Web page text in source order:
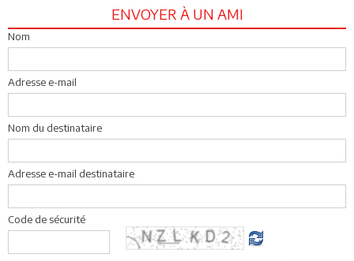
ENVOYER À UN AMI
Nom
Adresse e-mail
Nom du destinataire
Adresse e-mail destinataire
Code de sécurité